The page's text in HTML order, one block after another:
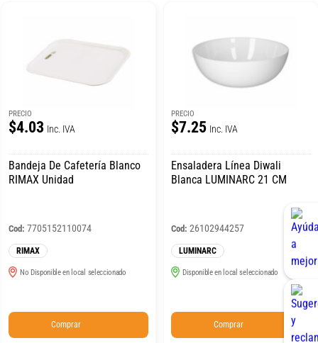
PRECIO
$4.03 Inc. IVA
Bandeja De Cafetería Blanco
RIMAX Unidad
Cod: 7705152110074
RIMAX
No Disponible en local seleccionado
Comprar
PRECIO
$7.25 Inc. IVA
Ensaladera Línea Diwali
Blanca LUMINARC 21 CM
Cod: 26102944257
LUMINARC
Disponible en local seleccionado
Comprar